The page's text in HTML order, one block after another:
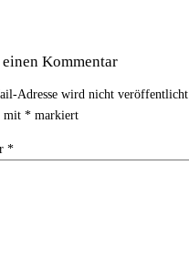
einen Kommentar
Adresse wird nicht veröffentlicht.
mit *markiert
*